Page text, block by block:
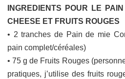
INGREDIENTS POUR LE
CHEESE ET FRUITS ROUGES
• 2 tranches de Pain de mie
pain complet/céréales)
• 75 g de Fruits Rouges
pratiques, j’utilise des fruits